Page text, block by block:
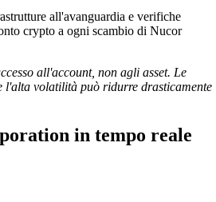
all'avanguardia e verifiche
crypto a ogni scambio di Nucor
all'account, non agli asset. Le
l'alta volatilità può ridurre drasticamente
in tempo reale